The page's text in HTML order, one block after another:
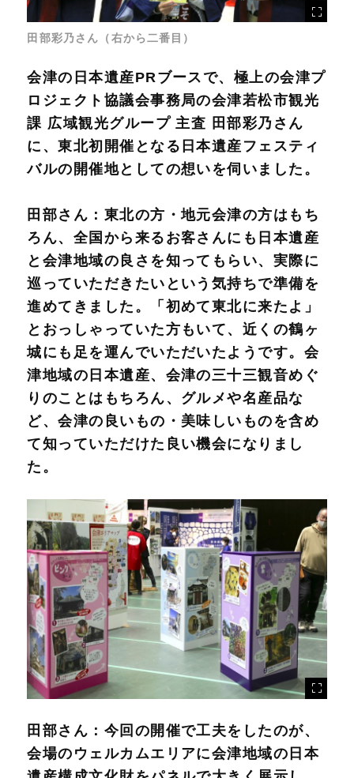
田部彩乃さん（右から二番目）
会津の日本遺産PRブースで、極上の会津プ
ロジェクト協議会事務局の会津若松市観光
課 広域観光グループ 主査 田部彩乃さん
に、東北初開催となる日本遺産フェスティ
バルの開催地としての想いを伺いました。
田部さん： 東北の方・地元会津の方はもち
ろん、全国から来るお客さんにも日本遺産
と会津地域の良さを知ってもらい、実際に
巡っていただきたいという気持ちで準備を
進めてきました。「初めて東北に来たよ」
とおっしゃっていた方もいて、近くの鶴ヶ
城にも足を運んでいただいたようです。会
津地域の日本遺産、会津の三十三観音めぐ
りのことはもちろん、グルメや名産品な
ど、会津の良いもの・美味しいものを含め
て知っていただけた良い機会になりまし
た。
田部さん： 今回の開催で工夫をしたのが、
会場のウェルカムエリアに会津地域の日本